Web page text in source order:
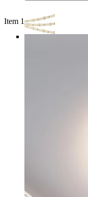
Item 1 of 3